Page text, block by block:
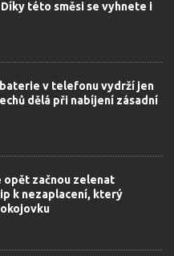
této směsi se vyhnete i
baterie v telefonu vydrží jen
dělá při nabíjení zásadní
opět začnou zelenat
k nezaplacení, který